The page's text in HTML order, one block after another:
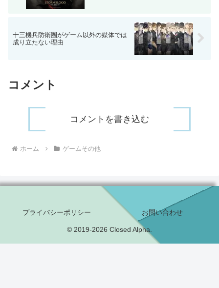
十三機兵防衛圏がゲーム以外の媒体では
成り立たない理由
コメント
コメントを書き込む
ホーム ゲームその他
プライバシーポリシー お問い合わせ
© 2019-2026 Closed Alpha.